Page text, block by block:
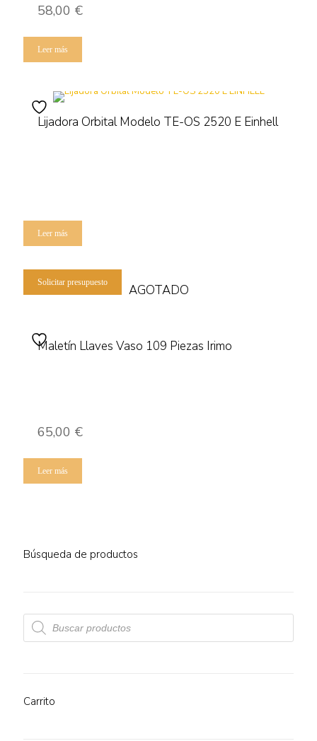
58,00 €
Leer más
Lijadora Orbital Modelo TE-OS 2520 E Einhell
Leer más
Solicitar presupuesto AGOTADO
Maletín Llaves Vaso 109 Piezas Irimo
65,00 €
Leer más
Búsqueda de productos
Búsqueda
de
productos
Carrito